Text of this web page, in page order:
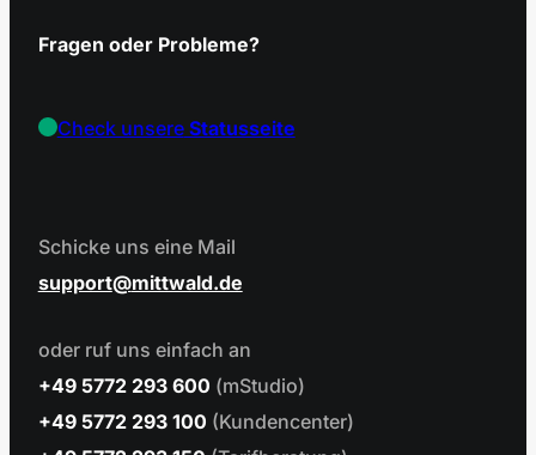
Fragen oder Probleme?
Check unsereStatusseite
Schicke uns eine Mail
support
mittwald.de
oder ruf uns einfach an
+49 5772 293 600 (mStudio)
+49 5772 293 100 (Kundencenter)